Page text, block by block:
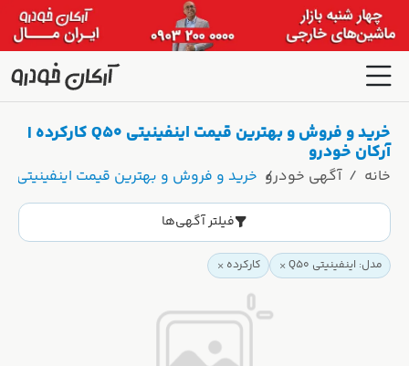
خرید و فروش و بهترین قیمت اینفینیتی Q50 کارکرده |
آرکان خودرو
خانه آگهی خودرو خرید و فروش و بهترین قیمت اینفینیتی Q50 کارکرده | آرکان خودرو
فیلتر آگهی‌ها
مدل: اینفینیتی Q50 کارکرده